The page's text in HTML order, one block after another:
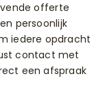
offerte
persoonlijk
iedere opdracht
contact met
een afspraak